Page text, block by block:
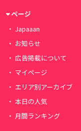
ページ
Japaaan
お知らせ
広告掲載について
マイページ
エリア別アーカイブ
本日の人気
月間ランキング